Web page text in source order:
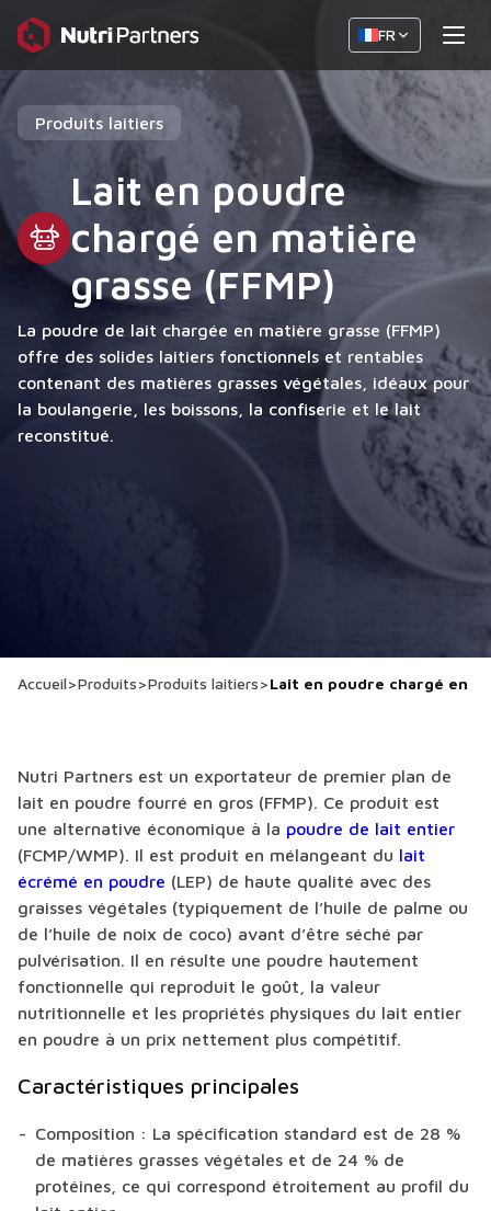
FR
Produits laitiers
Lait en poudre
chargé en matière
grasse (FFMP)
La poudre de lait chargée en matière grasse (FFMP)
offre des solides laitiers fonctionnels et rentables
contenant des matières grasses végétales, idéaux pour
la boulangerie, les boissons, la confiserie et le lait
reconstitué.
Accueil>Produits>Produits laitiers>Lait en poudre chargé en
Nutri Partners est un exportateur de premier plan de
lait en poudre fourré en gros (FFMP). Ce produit est
une alternative économique à la poudre de lait entier
(FCMP/WMP). Il est produit en mélangeant du lait
écrémé en poudre (LEP) de haute qualité avec des
graisses végétales (typiquement de l’huile de palme ou
de l’huile de noix de coco) avant d’être séché par
pulvérisation. Il en résulte une poudre hautement
fonctionnelle qui reproduit le goût, la valeur
nutritionnelle et les propriétés physiques du lait entier
en poudre à un prix nettement plus compétitif.
Caractéristiques principales
Composition : La spécification standard est de 28 %
de matières grasses végétales et de 24 % de
protéines, ce qui correspond étroitement au profil du